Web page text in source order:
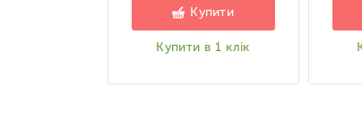
Купити
Купити в 1 клік